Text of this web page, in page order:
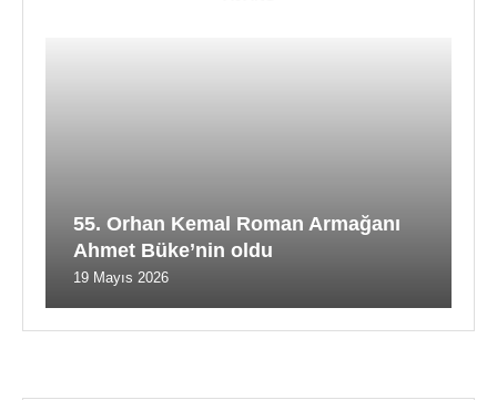
55. Orhan Kemal Roman Armağanı
Ahmet Büke’nin oldu
19 Mayıs 2026